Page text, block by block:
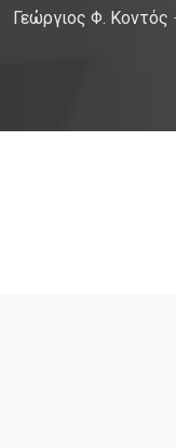
Γεώργιος Φ. Κοντός